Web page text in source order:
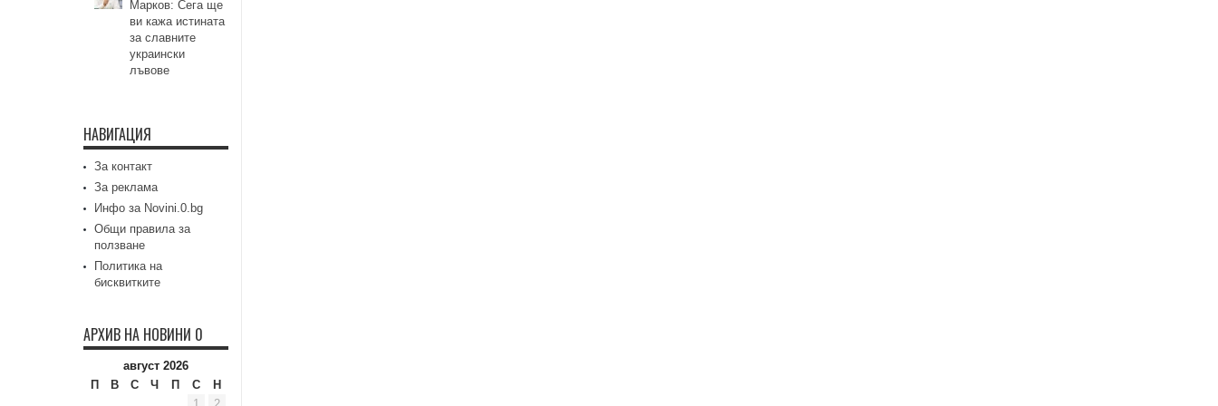
Марков: Сега ще
ви кажа истината
за славните
украински
лъвове
НАВИГАЦИЯ
За контакт
За реклама
Инфо за Novini.0.bg
Общи правила за
ползване
Политика на
бисквитките
АРХИВ НА НОВИНИ 0
август 2026
П
В С Ч П С
Н